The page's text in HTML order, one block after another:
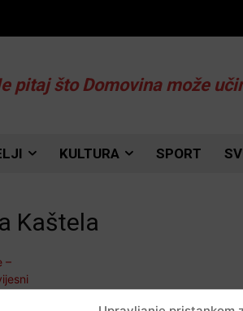
pitaj što Domovina može
KULTURA SPORT
Kaštela